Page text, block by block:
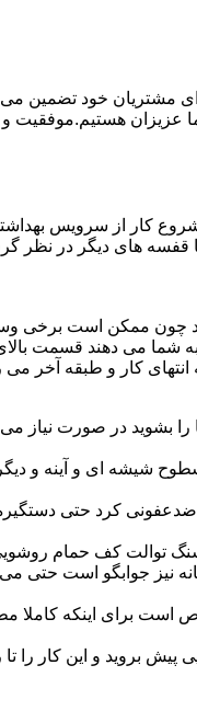
خود تضمین می
عزیزان هستیم.موفقیت
شروع کار از سرویس
یا قفسه های دیگر در نظر
چون ممکن است برخی
شما می دهند قسمت
انتهای کار و طبقه
در صورت نیاز می
شیشه ای و آینه و
کرد حتی دستگیره
سنگ توالت کف حمام
نیز جوابگو است حتی
برای اینکه کاملا
بروید و این کار را تا